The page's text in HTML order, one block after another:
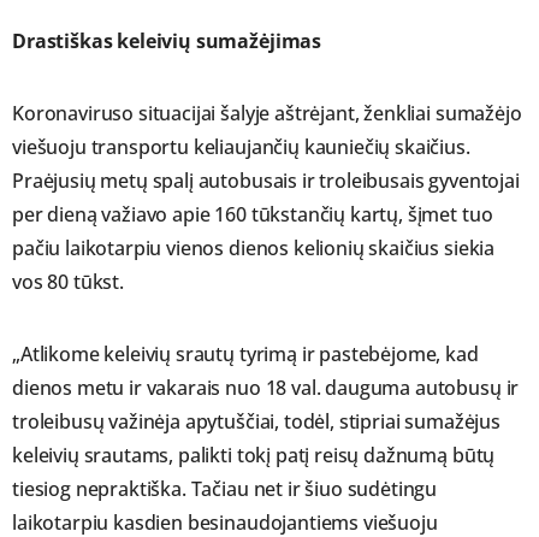
Drastiškas keleivių sumažėjimas
Koronaviruso situacijai šalyje aštrėjant, ženkliai sumažėjo
viešuoju transportu keliaujančių kauniečių skaičius.
Praėjusių metų spalį autobusais ir troleibusais gyventojai
per dieną važiavo apie 160 tūkstančių kartų, šįmet tuo
pačiu laikotarpiu vienos dienos kelionių skaičius siekia
vos 80 tūkst.
„Atlikome keleivių srautų tyrimą ir pastebėjome, kad
dienos metu ir vakarais nuo 18 val. dauguma autobusų ir
troleibusų važinėja apytuščiai, todėl, stipriai sumažėjus
keleivių srautams, palikti tokį patį reisų dažnumą būtų
tiesiog nepraktiška. Tačiau net ir šiuo sudėtingu
laikotarpiu kasdien besinaudojantiems viešuoju